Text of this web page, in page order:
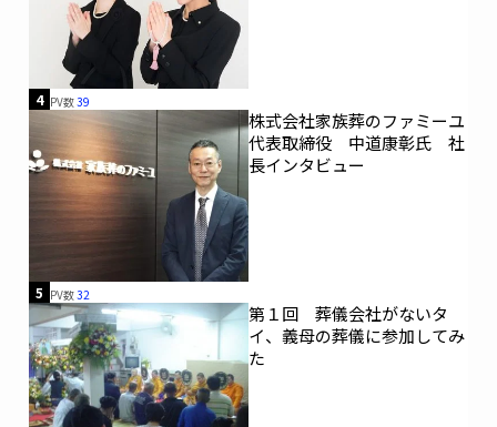
4 PV数39
株式会社家族葬のファミーユ
代表取締役 中道康彰氏 社
長インタビュー
5 PV数32
第１回 葬儀会社がないタ
イ、義母の葬儀に参加してみ
た